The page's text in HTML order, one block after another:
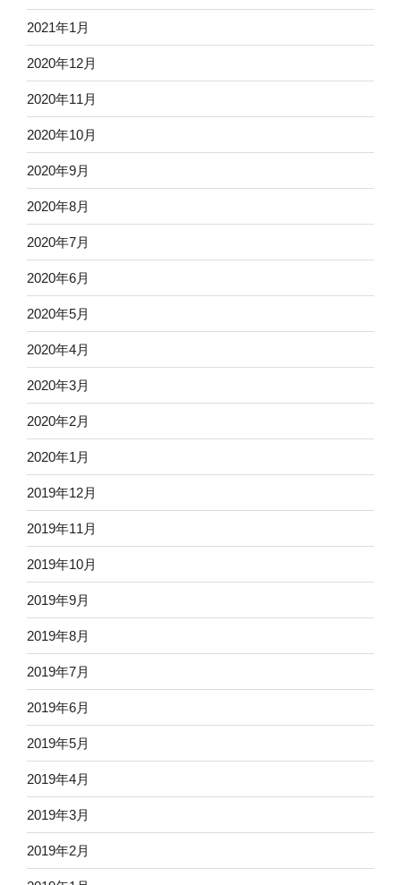
2021年1月
2020年12月
2020年11月
2020年10月
2020年9月
2020年8月
2020年7月
2020年6月
2020年5月
2020年4月
2020年3月
2020年2月
2020年1月
2019年12月
2019年11月
2019年10月
2019年9月
2019年8月
2019年7月
2019年6月
2019年5月
2019年4月
2019年3月
2019年2月